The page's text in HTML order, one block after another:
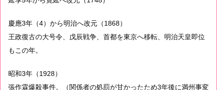
慶應3年（4）から明治へ改元（1868）
王政復古の大号令、戊辰戦争、首都を東京へ移転、明治天皇即位
もこの年。
昭和3年（1928）
張作霖爆殺事件。（関係者の処罰が甘かったため3年後に満州事変